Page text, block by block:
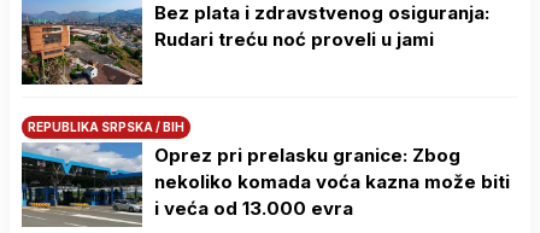
Bez plata i zdravstvenog osiguranja:
Rudari treću noć proveli u jami
REPUBLIKA SRPSKA / BIH
Oprez pri prelasku granice: Zbog
nekoliko komada voća kazna može biti
i veća od 13.000 evra